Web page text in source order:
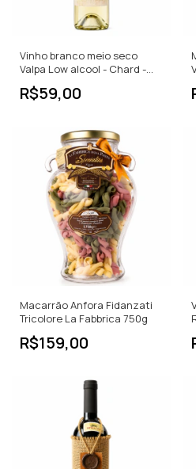
Vinho branco meio seco
Valpa Low alcool - Chard -
R$59,00
Macarrão Anfora Fidanzati
Tricolore La Fabbrica 750g
R$159,00